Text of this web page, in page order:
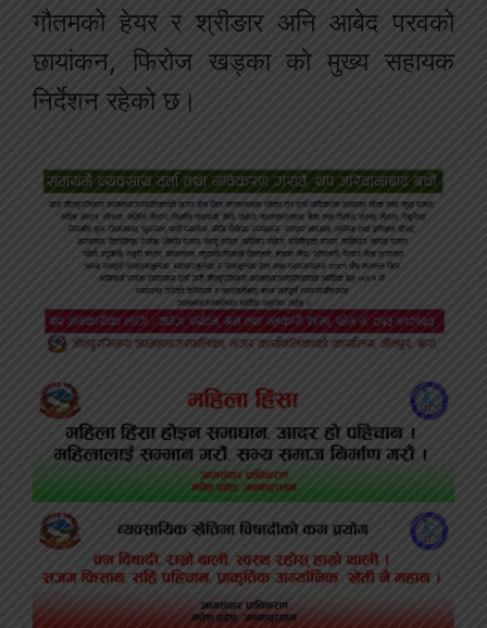
गौतमको हेयर र श्रीङार अनि आबेद परवको
छायांकन, फिरोज खड्का को मुख्य सहायक
निर्देशन रहेको छ।